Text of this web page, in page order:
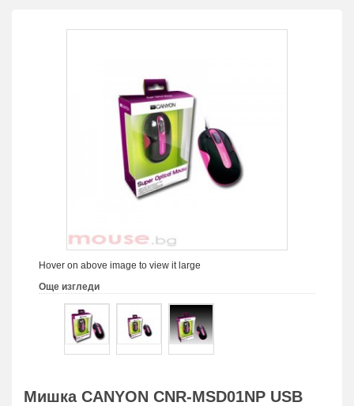
Hover on above image to view it large
Още изгледи
Мишка CANYON CNR-MSD01NP USB